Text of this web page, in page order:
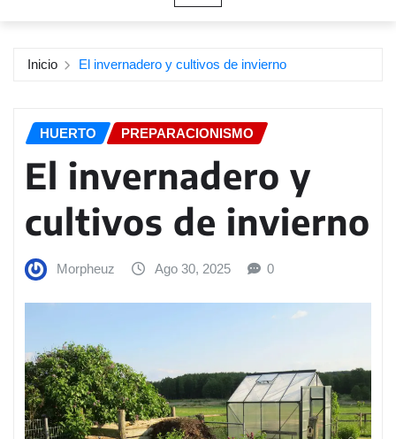
Inicio El invernadero y cultivos de invierno
HUERTO PREPARACIONISMO
El invernadero y
cultivos de invierno
Morpheuz Ago 30, 2025 0